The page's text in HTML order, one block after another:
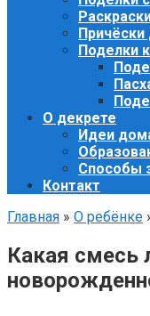
Причёски
Поделки
О декрете
Идеи
Способы
Контакт
Главная » О ребёнке
Какая смесь